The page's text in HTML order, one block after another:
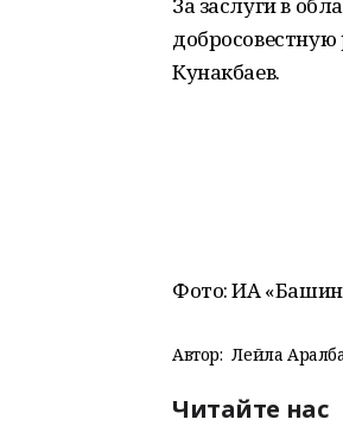
Кунакбаев.
Фото: ИА
Автор: Лейла
Читайте нас